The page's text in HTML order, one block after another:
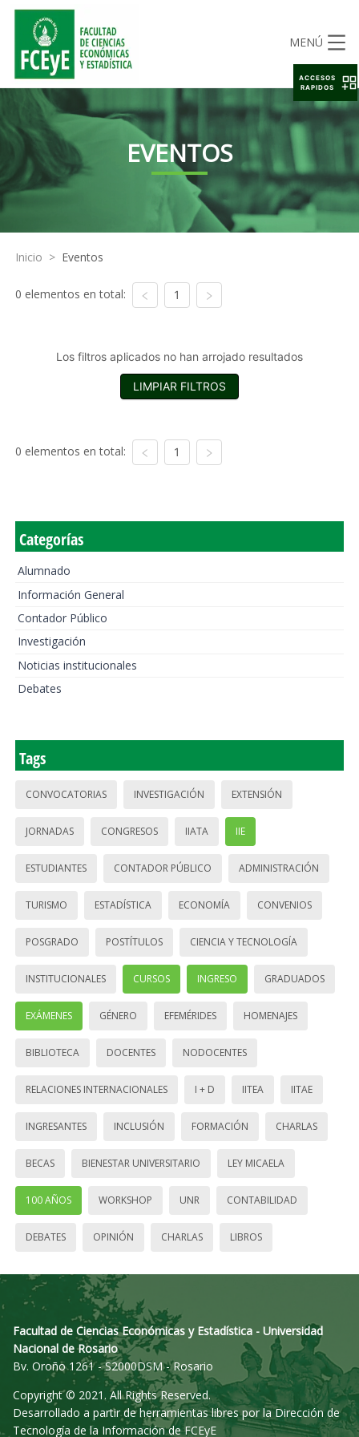
MENÚ
EVENTOS
Inicio > Eventos
0 elementos en total: 1
Los filtros aplicados no han arrojado resultados
LIMPIAR FILTROS
0 elementos en total: 1
Categorías
Alumnado
Información General
Contador Público
Investigación
Noticias institucionales
Debates
Tags
CONVOCATORIAS INVESTIGACIÓN EXTENSIÓN
JORNADAS CONGRESOS IIATA IIE
ESTUDIANTES CONTADOR PÚBLICO ADMINISTRACIÓN
TURISMO ESTADÍSTICA ECONOMÍA CONVENIOS
POSGRADO POSTÍTULOS CIENCIA Y TECNOLOGÍA
INSTITUCIONALES CURSOS INGRESO GRADUADOS
EXÁMENES GÉNERO EFEMÉRIDES HOMENAJES
BIBLIOTECA DOCENTES NODOCENTES
RELACIONES INTERNACIONALES I + D IITEA IITAE
INGRESANTES INCLUSIÓN FORMACIÓN CHARLAS
BECAS BIENESTAR UNIVERSITARIO LEY MICAELA
100 AÑOS WORKSHOP UNR CONTABILIDAD
DEBATES OPINIÓN CHARLAS LIBROS
Facultad de Ciencias Económicas y Estadística - Universidad
Nacional de Rosario
Bv. Oroño 1261 - S2000DSM - Rosario
Copyright © 2021. All Rights Reserved.
Desarrollado a partir de herramientas libres por la Dirección de
Tecnología de la Información de FCEyE
ACCESOS
RAPIDOS